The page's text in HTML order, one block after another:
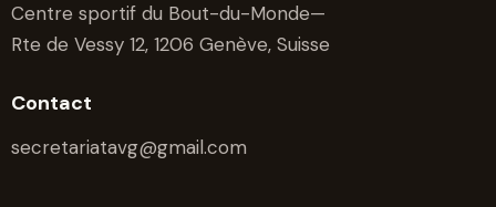
Centre sportif du Bout-du-Monde—
Rte de Vessy 12, 1206 Genève, Suisse
Contact
secretariatavg@gmail.com